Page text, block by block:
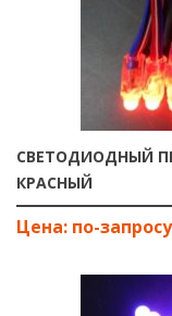
СВЕТОДИОДНЫЙ
КРАСНЫЙ